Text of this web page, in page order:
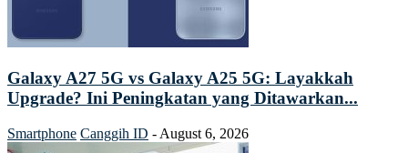
Galaxy A27 5G vs Galaxy A25 5G: Layakkah
Upgrade? Ini Peningkatan yang Ditawarkan...
Smartphone Canggih ID - August 6, 2026